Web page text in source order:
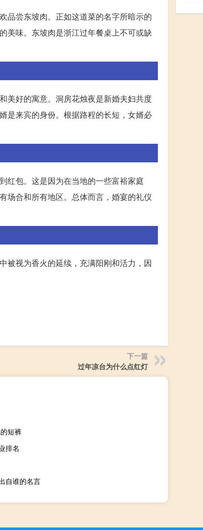
品尝东坡肉。正如这道菜的名字所暗示的
美味。东坡肉是浙江过年餐桌上不可或缺
美好的寓意。洞房花烛夜是新婚夫妇共度
是来宾的身份。根据路程的长短，女婿必
红包。这是因为在当地的一些富裕家庭
场合和所有地区。总体而言，婚宴的礼仪
被视为香火的延续，充满阳刚和活力，因
下一篇
过年凉台为什么点红灯
短裤
排名
自谁的名言